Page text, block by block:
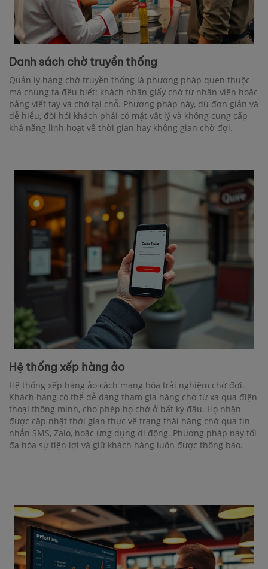
Danh sách chờ truyền thống
Quản lý hàng chờ truyền thống là phương pháp quen thuộc
mà chúng ta đều biết: khách nhận giấy chờ từ nhân viên hoặc
bảng viết tay và chờ tại chỗ. Phương pháp này, dù đơn giản và
dễ hiểu, đòi hỏi khách phải có mặt vật lý và không cung cấp
khả năng linh hoạt về thời gian hay không gian chờ đợi.
Hệ thống xếp hàng ảo
Hệ thống xếp hàng ảo cách mạng hóa trải nghiệm chờ đợi.
Khách hàng có thể dễ dàng tham gia hàng chờ từ xa qua điện
thoại thông minh, cho phép họ chờ ở bất kỳ đâu. Họ nhận
được cập nhật thời gian thực về trạng thái hàng chờ qua tin
nhắn SMS, Zalo, hoặc ứng dụng di động. Phương pháp này tối
đa hóa sự tiện lợi và giữ khách hàng luôn được thông báo.